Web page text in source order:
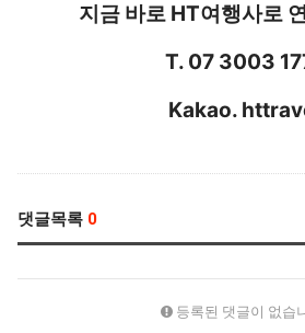
지금 바로 HT여행사로
T. 07 3003
Kakao.
댓글목록 0
등록된 댓글이 없습